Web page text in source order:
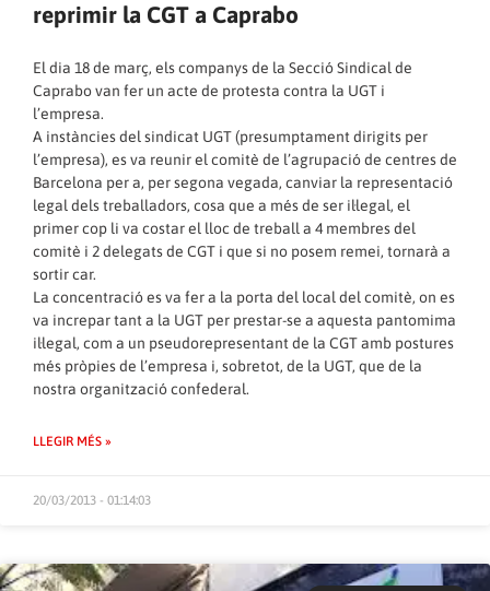
reprimir la CGT a Caprabo
El dia 18 de març, els companys de la Secció Sindical de
Caprabo van fer un acte de protesta contra la UGT i
l’empresa.
A instàncies del sindicat UGT (presumptament dirigits per
l’empresa), es va reunir el comitè de l’agrupació de centres de
Barcelona per a, per segona vegada, canviar la representació
legal dels treballadors, cosa que a més de ser il·legal, el
primer cop li va costar el lloc de treball a 4 membres del
comitè i 2 delegats de CGT i que si no posem remei, tornarà a
sortir car.
La concentració es va fer a la porta del local del comitè, on es
va increpar tant a la UGT per prestar-se a aquesta pantomima
il·legal, com a un pseudorepresentant de la CGT amb postures
més pròpies de l’empresa i, sobretot, de la UGT, que de la
nostra organització confederal.
LLEGIR MÉS »
20/03/2013 - 01:14:03